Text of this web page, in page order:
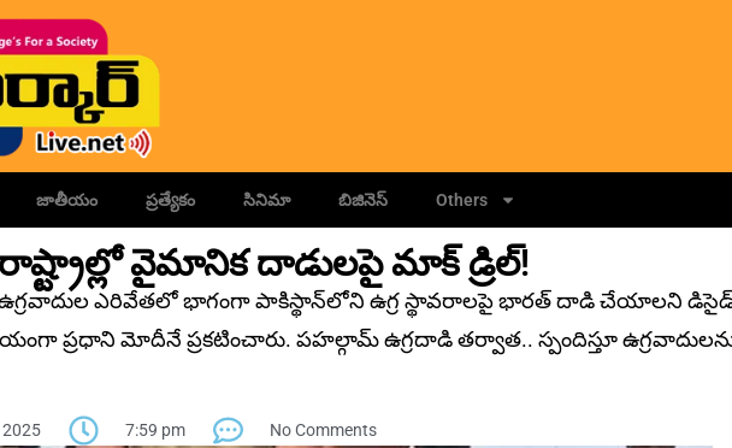
జాతీయం ప్రత్యేకం సినిమా బిజినెస్ Others
రాష్ట్రాల్లో వైమానిక దాడులపై మాక్‌ డ్రిల్‌!
| ఉగ్రవాదుల ఎరివేతలో భాగంగా పాకిస్థాన్‌లోని ఉగ్ర స్థావరాలపై భారత్‌ దాడి చేయాలని
ప్రధాని మోదీనే ప్రకటించారు. పహల్గామ్‌ ఉగ్రదాడి తర్వాత.. స్పందిస్తూ
2025 7:59 pm No Comments